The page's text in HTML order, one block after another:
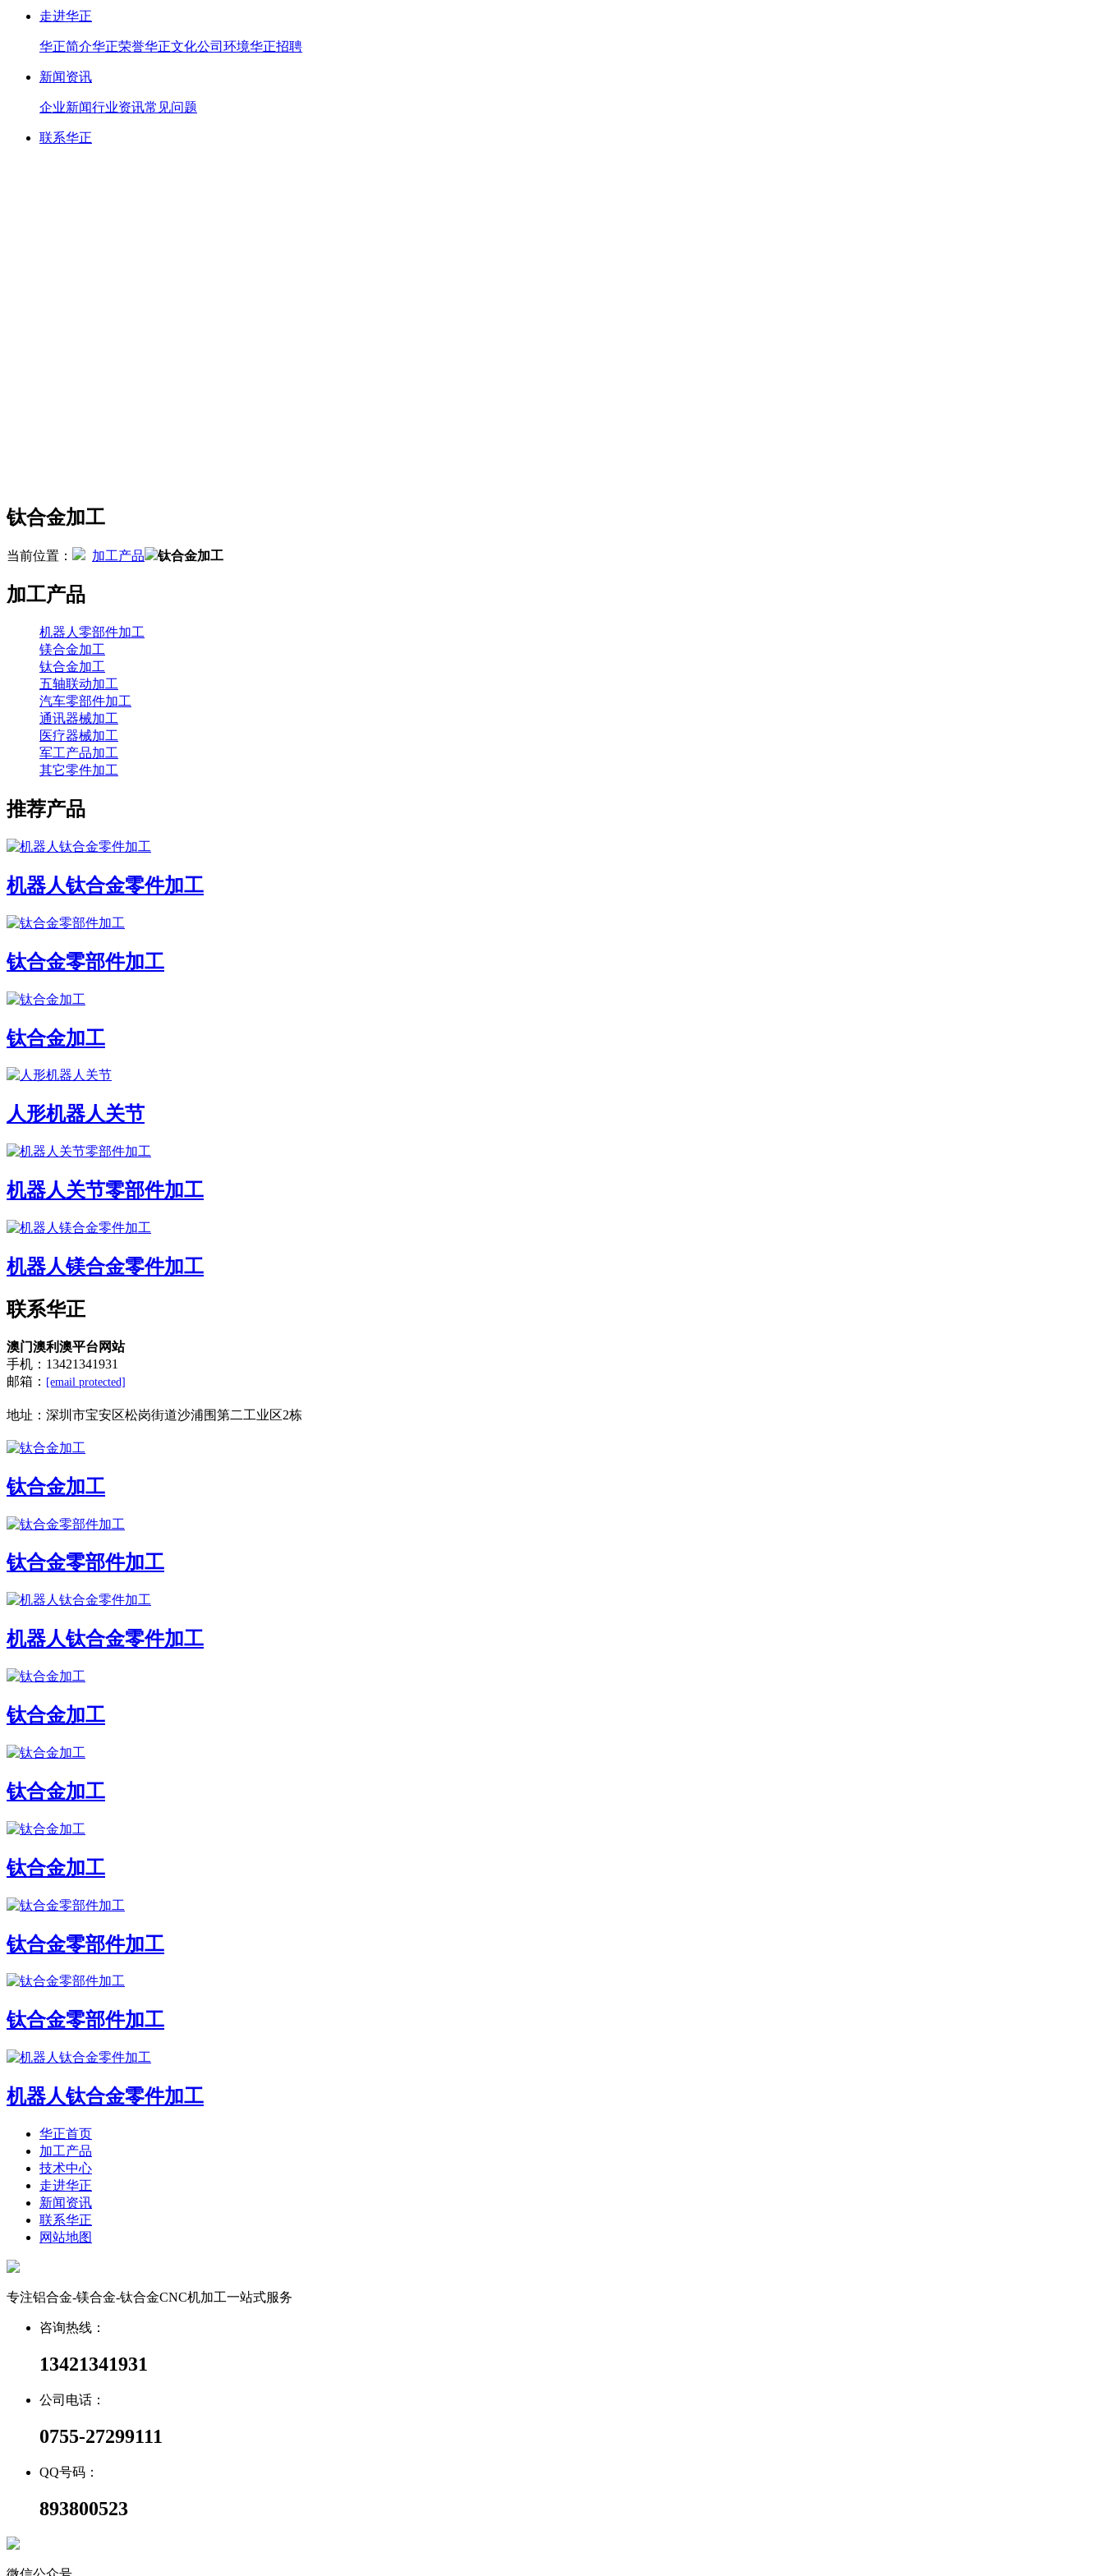
走进华正
华正简介华正荣誉华正文化公司环境华正招聘
新闻资讯
企业新闻行业资讯常见问题
联系华正
钛合金加工
当前位置： 加工产品 钛合金加工
加工产品
机器人零部件加工
镁合金加工
钛合金加工
五轴联动加工
汽车零部件加工
通讯器械加工
医疗器械加工
军工产品加工
其它零件加工
推荐产品
机器人钛合金零件加工
钛合金零部件加工
钛合金加工
人形机器人关节
机器人关节零部件加工
机器人镁合金零件加工
联系华正
澳门澳利澳平台网站
手机：13421341931
邮箱： [email protected]
地址： 深圳市宝安区松岗街道沙浦围第二工业区2栋
钛合金加工
钛合金零部件加工
机器人钛合金零件加工
钛合金加工
钛合金加工
钛合金加工
钛合金零部件加工
钛合金零部件加工
机器人钛合金零件加工
华正首页
加工产品
技术中心
走进华正
新闻资讯
联系华正
网站地图
专注铝合金-镁合金-钛合金CNC机加工一站式服务
咨询热线：
13421341931
公司电话：
0755-27299111
QQ号码：
893800523